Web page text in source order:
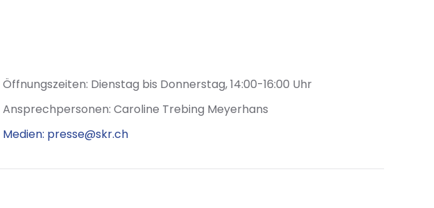
Öffnungszeiten: Dienstag bis Donnerstag, 14:00-16:00 Uhr
Ansprechpersonen: Caroline Trebing Meyerhans
Medien: presse@skr.ch